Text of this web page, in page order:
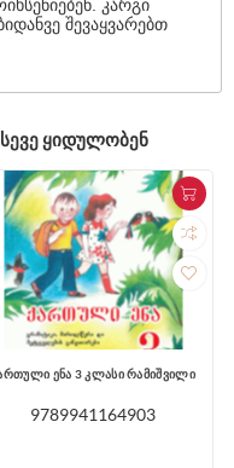
კარგი
შევაყვარებთ
ᲧᲘᲓᲣᲚᲝᲑᲔᲜ
ქართული ენა 3 კლასი რამიშვილი
9789941164903